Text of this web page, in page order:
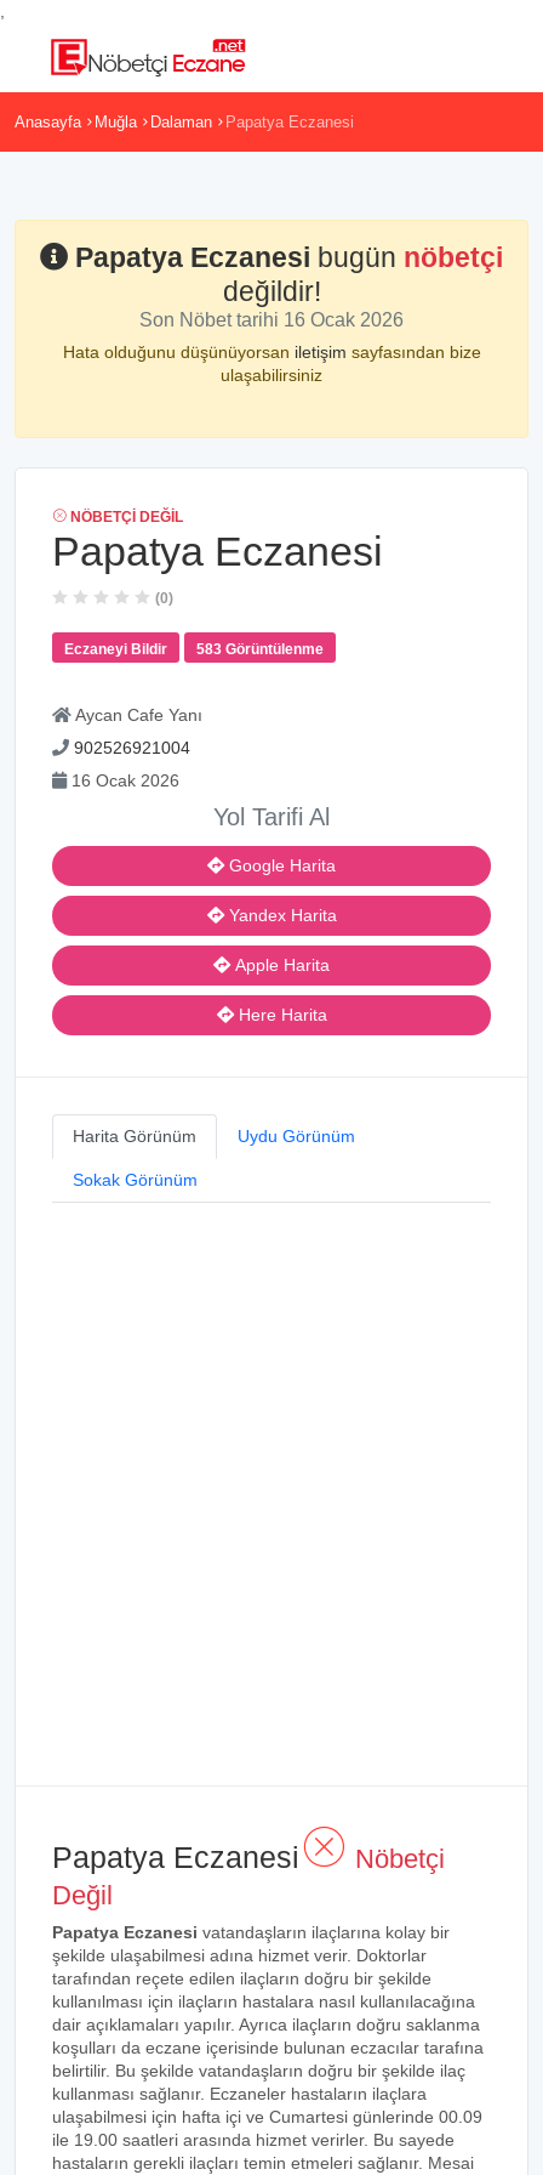
Anasayfa Muğla Dalaman Papatya Eczanesi
Papatya Eczanesi bugün nöbetçi
değildir!
Son Nöbet tarihi 16 Ocak 2026
Hata olduğunu düşünüyorsan iletişim sayfasından bize
ulaşabilirsiniz
NÖBETÇI DEĞIL
Papatya Eczanesi
(0)
Eczaneyi Bildir 583 Görüntülenme
Aycan Cafe Yanı
902526921004
16 Ocak 2026
Yol Tarifi Al
Google Harita
Yandex Harita
Apple Harita
Here Harita
Harita Görünüm Uydu Görünüm
Sokak Görünüm
Papatya Eczanesi
Nöbetçi
Değil
Papatya Eczanesi vatandaşların ilaçlarına kolay bir
şekilde ulaşabilmesi adına hizmet verir. Doktorlar
tarafından reçete edilen ilaçların doğru bir şekilde
kullanılması için ilaçların hastalara nasıl kullanılacağına
dair açıklamaları yapılır. Ayrıca ilaçların doğru saklanma
koşulları da eczane içerisinde bulunan eczacılar tarafına
belirtilir. Bu şekilde vatandaşların doğru bir şekilde ilaç
kullanması sağlanır. Eczaneler hastaların ilaçlara
ulaşabilmesi için hafta içi ve Cumartesi günlerinde 00.09
ile 19.00 saatleri arasında hizmet verirler. Bu sayede
hastaların gerekli ilaçları temin etmeleri sağlanır. Mesai